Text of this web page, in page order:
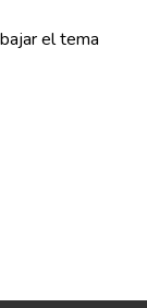
el tema